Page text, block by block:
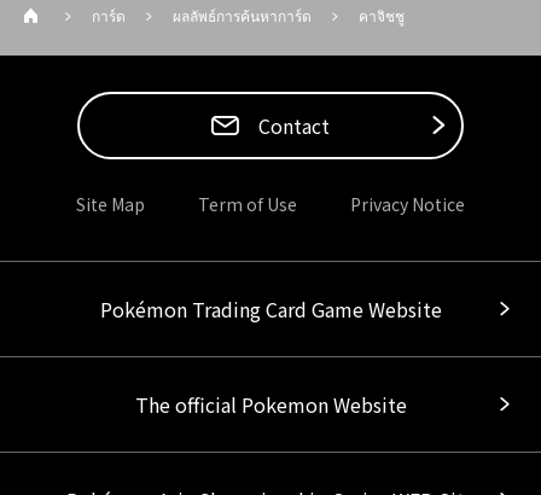
การ์ด ผลลัพธ์การค้นหาการ์ด คาจิชชู
Contact
Site Map Term of Use Privacy Notice
Pokémon Trading Card Game Website
The official Pokemon Website